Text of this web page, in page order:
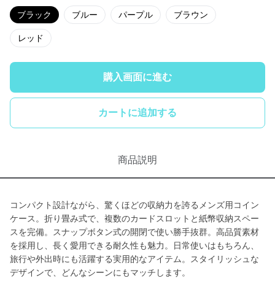
ブラック ブルー パープル ブラウン
レッド
購入画面に進む
カートに追加する
商品説明
コンパクト設計ながら、驚くほどの収納力を誇るメンズ用コイン
ケース。折り畳み式で、複数のカードスロットと紙幣収納スペー
スを完備。スナップボタン式の開閉で使い勝手抜群。高品質素材
を採用し、長く愛用できる耐久性も魅力。日常使いはもちろん、
旅行や外出時にも活躍する実用的なアイテム。スタイリッシュな
デザインで、どんなシーンにもマッチします。